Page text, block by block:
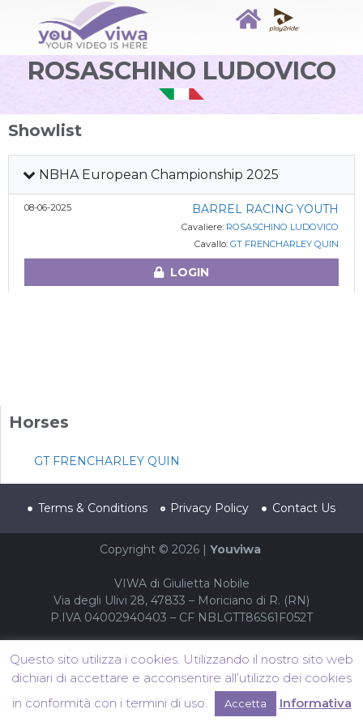
ROSASCHINO LUDOVICO
Showlist
NBHA European Championship 2025
08-06-2025 BARREL RACING YOUTH
Cavaliere: ROSASCHINO LUDOVICO
Cavallo: GT FRENCHARLEY QUIN
LOGIN
Horses
GT FRENCHARLEY QUIN
Terms & Conditions Privacy Policy Contact Us
Copyright © 2026 | Youviwa
VIWA di Giulietta Nobile
Via degli Ulivi 28, 47833 – Moriciano di R. (RN)
P.IVA 04002940403 – CF NBLGTT86S61F052T
Questo sito utilizza i cookies. Utilizzando il nostro sito web
dichiari di accettare e acconsentire all’utilizzo dei cookies
in conformità con i termini di uso.
Accetta Informativa